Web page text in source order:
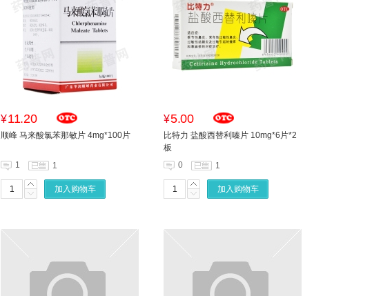
¥11.20
顺峰 马来酸氯苯那敏片 4mg*100片
1 1
加入购物车
¥5.00
比特力 盐酸西替利嗪片 10mg*6片*2
板
0
1
加入购物车